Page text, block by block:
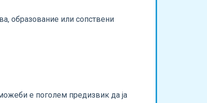
образование или сопствени
е поголем предизвик да ја